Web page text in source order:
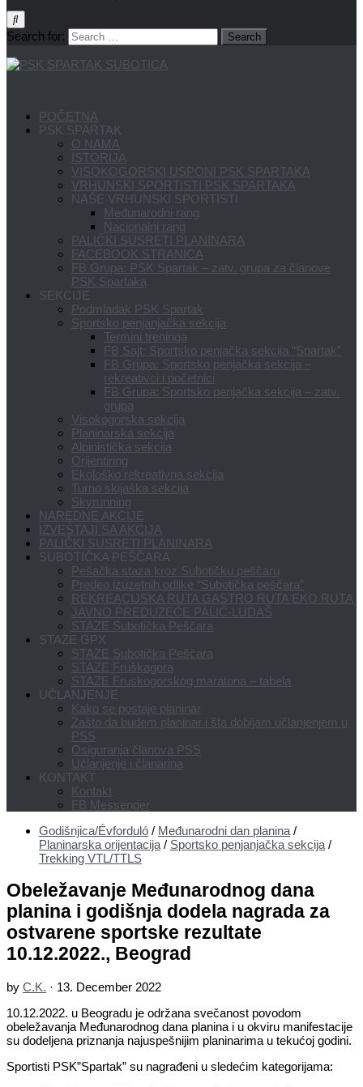
Search for:
POČETNA
PSK SPARTAK
O NAMA
ISTORIJA
VISOKOGORSKI USPONI PSK SPARTAKA
VRHUNSKI SPORTISTI PSK SPARTAKA
NAŠE VRHUNSKI SPORTISTI
Međunarodni rang
Nacionalni rang
PALIČKI SUSRETI PLANINARA
FACEBOOK STRANICA
FB Grupa: PSK Spartak – zatv. grupa za članove
PSK Spartaka
SEKCIJE
Podmladak PSK Spartak
Sportsko penjanjačka sekcija
Termini treninga
FB Sajt: Sportsko penjačka sekcija “Spartak”
FB Grupa: Sportsko penjačka sekcija –
rekreativci i početnici
FB Grupa: Sportsko penjačka sekcija – zatv.
grupa
Visokogorska sekcija
Planinarska sekcija
Alpinistička sekcija
Orijentiring
Ekološko rekreativna sekcija
Turno skijaška sekcija
Skyrunning
NAREDNE AKCIJE
IZVEŠTAJI SA AKCIJA
PALIČKI SUSRETI PLANINARA
SUBOTIČKA PEŠČARA
Pešačka staza kroz Subotičku peščaru
Predeo izuzetnih odlike “Subotička peščara”
REKREACIJSKA RUTA GASTRO RUTA EKO RUTA
JAVNO PREDUZEĆE PALIĆ-LUDAŠ
STAZE Subotička Peščara
STAZE GPX
STAZE Subotička Peščara
STAZE Fruškagora
STAZE Fruskogorskog maratona – tabela
UČLANJENJE
Kako se postaje planinar
Zašto da budem planinar i šta dobijam učlanjenjem u
PSS
Osiguranja članova PSS
Učlanjenje i članarina
KONTAKT
Kontakt
FB Messenger
Godišnjica/Évforduló / Međunarodni dan planina /
Planinarska orijentacija / Sportsko penjanjačka sekcija /
Trekking VTL/TTLS
Obeležavanje Međunarodnog dana
planina i godišnja dodela nagrada za
ostvarene sportske rezultate
10.12.2022., Beograd
by C.K. · 13. December 2022
10.12.2022. u Beogradu je održana svečanost povodom
obeležavanja Međunarodnog dana planina i u okviru manifestacije
su dodeljena priznanja najuspešnijim planinarima u tekućoj godini.
Sportisti PSK”Spartak” su nagrađeni u sledećim kategorijama: